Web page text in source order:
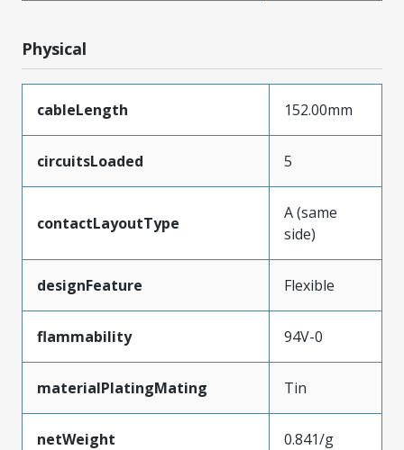
Physical
cableLength 152.00mm
circuitsLoaded 5
contactLayoutType
A (same
side)
designFeature Flexible
flammability 94V-0
materialPlatingMating Tin
netWeight 0.841/g